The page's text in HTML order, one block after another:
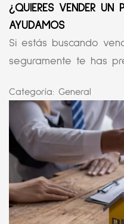
¿QUIERES VENDER UN
AYUDAMOS
Si estás buscando
seguramente te has
Categoría: General